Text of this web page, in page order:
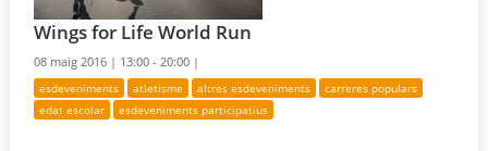
Wings for Life World Run
08 maig 2016 | 13:00 - 20:00 |
esdeveniments atletisme altres esdeveniments
carreres populars
edat escolar
esdeveniments participatius